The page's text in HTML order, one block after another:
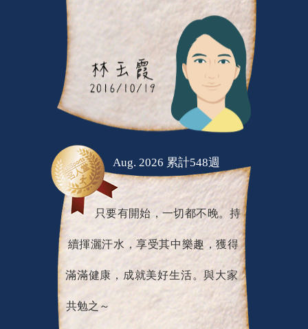
Aug. 2026 累計548週
只要有開始，一切都不晚。持
續揮灑汗水，享受其中樂趣，獲得
滿滿健康，成就美好生活。與大家
共勉之～